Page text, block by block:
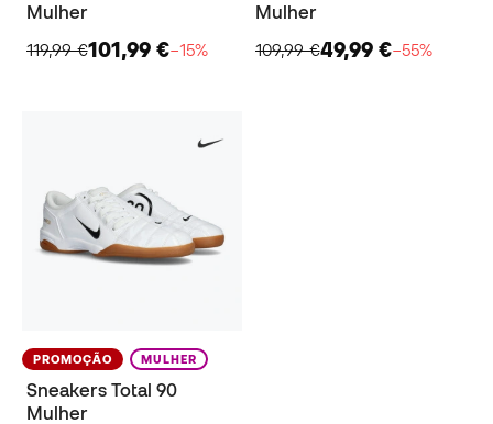
Mulher
119,99 €101,99 €−15%
Mulher
109,99 €49,99 €−55%
PROMOÇÃO MULHER
Sneakers Total 90
Mulher